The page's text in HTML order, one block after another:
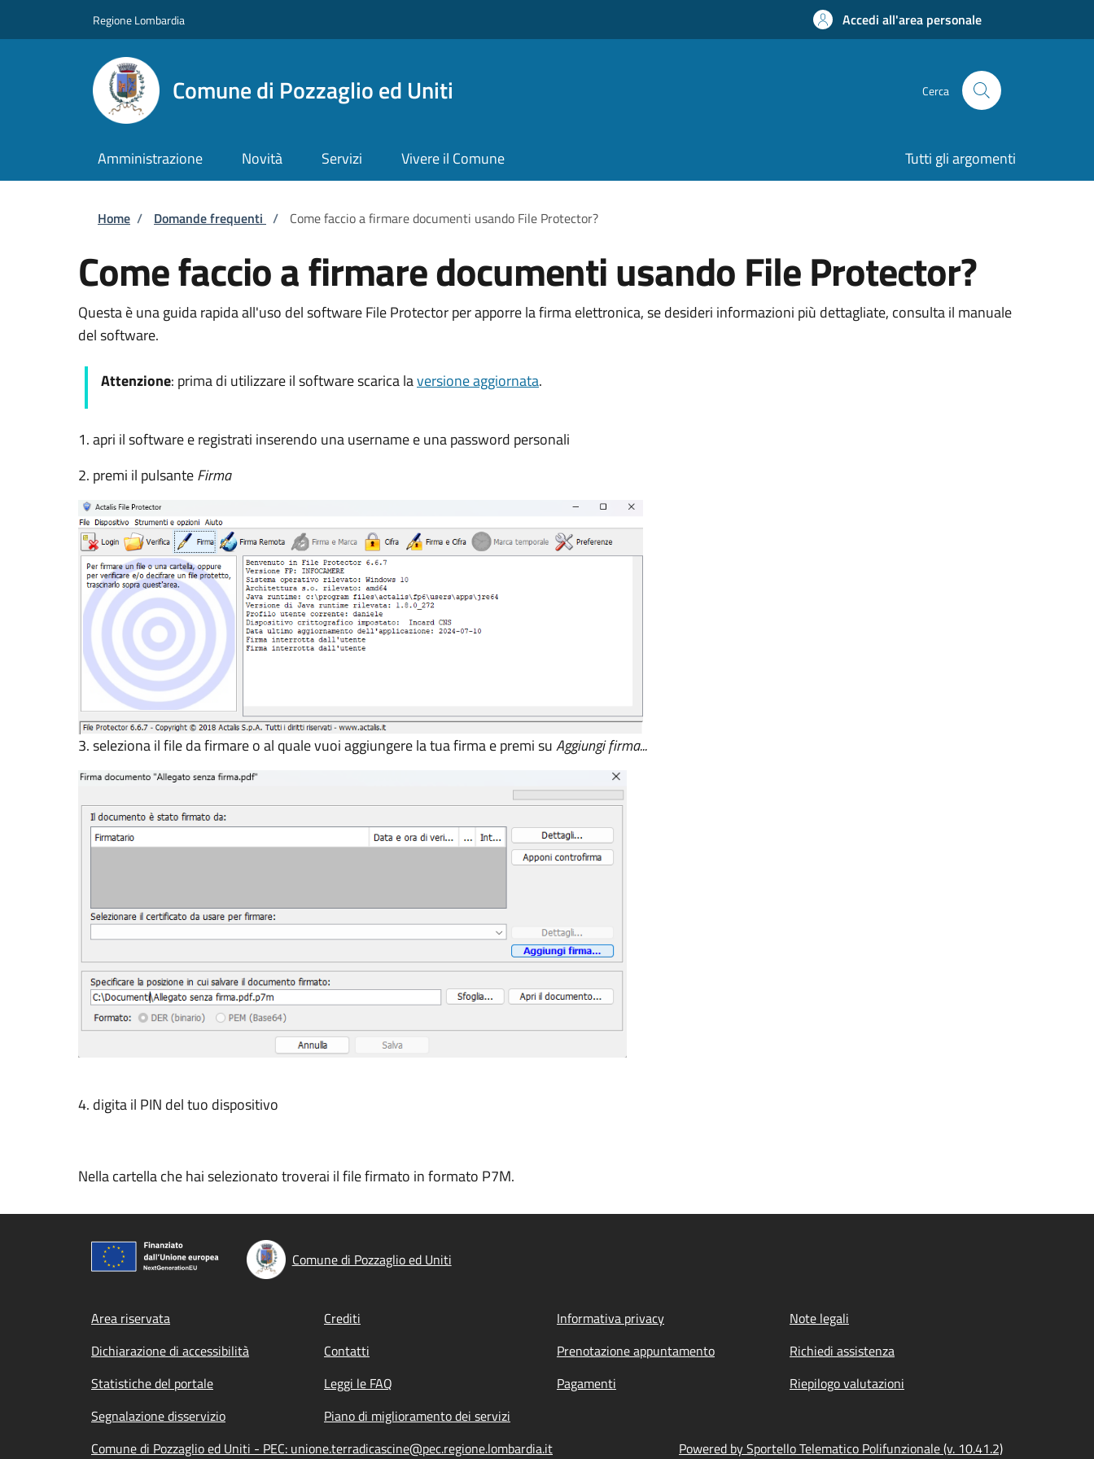
Regione Lombardia Accedi all'area personale
Comune di Pozzaglio ed Uniti Cerca
Amministrazione Novità Servizi Vivere il Comune Tutti gli argomenti
Briciole di pane
Home / Domande frequenti / Come faccio a firmare documenti usando File Protector?
Come faccio a firmare documenti usando File Protector?
Questa è una guida rapida all'uso del software File Protector per apporre la firma elettronica, se desideri informazioni più dettagliate, consulta il manuale
del software.
Attenzione: prima di utilizzare il software scarica laversione aggiornata.
1. apri il software e registrati inserendo una username e una password personali
2. premi il pulsanteFirma
3. seleziona il file da firmare o al quale vuoi aggiungere la tua firma e premi suAggiungi firma...
4. digita il PIN del tuo dispositivo
Nella cartella che hai selezionato troverai il file firmato in formato P7M.
Comune di Pozzaglio ed Uniti
Footer menu
Area riservata Crediti Informativa privacy
Note legali
Dichiarazione di accessibilità
Contatti Prenotazione appuntamento
Richiedi assistenza
Statistiche del portale
Leggi le FAQ Pagamenti
Riepilogo valutazioni
Segnalazione disservizio
Piano di miglioramento dei servizi
Comune di Pozzaglio ed Uniti - PEC: unione.terradicascine@pec.regione.lombardia.it
Powered by Sportello Telematico Polifunzionale (v. 10.41.2)